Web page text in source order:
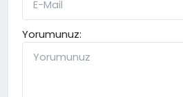
Yorumunuz: